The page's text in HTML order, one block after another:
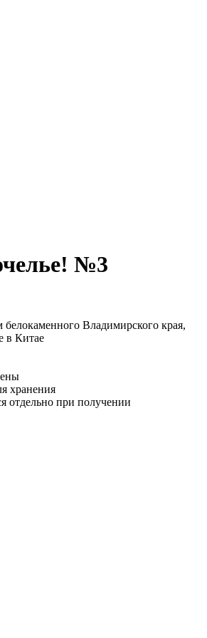
№3
белокаменного Владимирского края,
в Китае
хранения
отдельно при получении